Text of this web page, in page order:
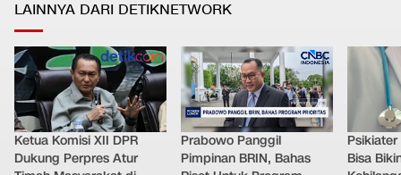
LAINNYA DARI DETIKNETWORK
Ketua Komisi XII DPR
Dukung Perpres Atur
Prabowo Panggil
Pimpinan BRIN, Bahas
Bisa